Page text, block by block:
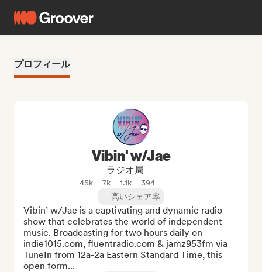
プロフィール
Vibin' w/Jae
ラジオ局
45k 7k 1.1k
394
高いシェア率
Vibin’ w/Jae is a captivating and dynamic radio
show that celebrates the world of independent
music. Broadcasting for two hours daily on
indie1015.com, fluentradio.com & jamz953fm via
TuneIn from 12a-2a Eastern Standard Time, this
open form...